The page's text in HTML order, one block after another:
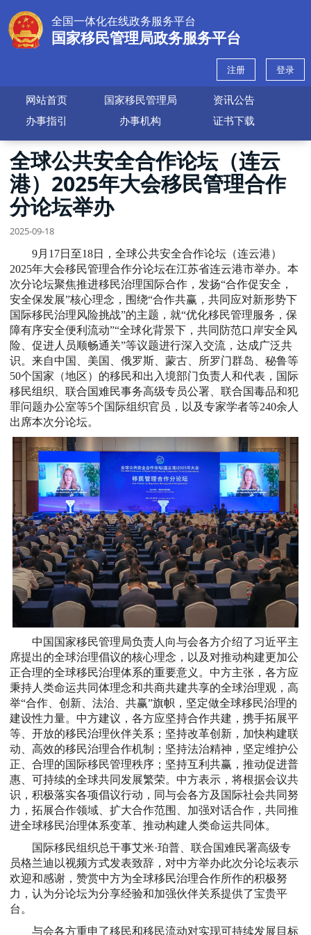
全国一体化在线政务服务平台
国家移民管理局政务服务平台
注册 登录
网站首页 国家移民管理局
资讯公告
办事指引
办事机构 证书下载
全球公共安全合作论坛（连云
港）2025年大会移民管理合作
分论坛举办
2025-09-18
9月17日至18日，全球公共安全合作论坛（连云港）
2025年大会移民管理合作分论坛在江苏省连云港市举办。本
次分论坛聚焦推进移民治理国际合作，发扬“合作促安全，
安全保发展”核心理念，围绕“合作共赢，共同应对新形势下
国际移民治理风险挑战”的主题，就“优化移民管理服务，保
障有序安全便利流动”“全球化背景下，共同防范口岸安全风
险、促进人员顺畅通关”等议题进行深入交流，达成广泛共
识。来自中国、美国、俄罗斯、蒙古、所罗门群岛、秘鲁等
50个国家（地区）的移民和出入境部门负责人和代表，国际
移民组织、联合国难民事务高级专员公署、联合国毒品和犯
罪问题办公室等5个国际组织官员，以及专家学者等240余人
出席本次分论坛。
中国国家移民管理局负责人向与会各方介绍了习近平主
席提出的全球治理倡议的核心理念，以及对推动构建更加公
正合理的全球移民治理体系的重要意义。中方主张，各方应
秉持人类命运共同体理念和共商共建共享的全球治理观，高
举“合作、创新、法治、共赢”旗帜，坚定做全球移民治理的
建设性力量。中方建议，各方应坚持合作共建，携手拓展平
等、开放的移民治理伙伴关系；坚持改革创新，加快构建联
动、高效的移民治理合作机制；坚持法治精神，坚定维护公
正、合理的国际移民管理秩序；坚持互利共赢，推动促进普
惠、可持续的全球共同发展繁荣。中方表示，将根据会议共
识，积极落实各项倡议行动，同与会各方及国际社会共同努
力，拓展合作领域、扩大合作范围、加强对话合作，共同推
进全球移民治理体系变革、推动构建人类命运共同体。
国际移民组织总干事艾米·珀普、联合国难民署高级专
员格兰迪以视频方式发表致辞，对中方举办此次分论坛表示
欢迎和感谢，赞赏中方为全球移民治理合作所作的积极努
力，认为分论坛为分享经验和加强伙伴关系提供了宝贵平
台。
与会各方重申了移民和移民流动对实现可持续发展目标